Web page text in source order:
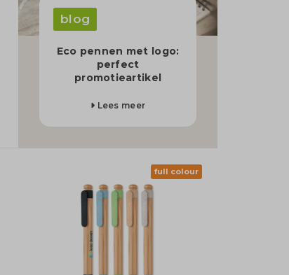
blog
Eco pennen met logo:
perfect
promotieartikel
Lees meer
full colour